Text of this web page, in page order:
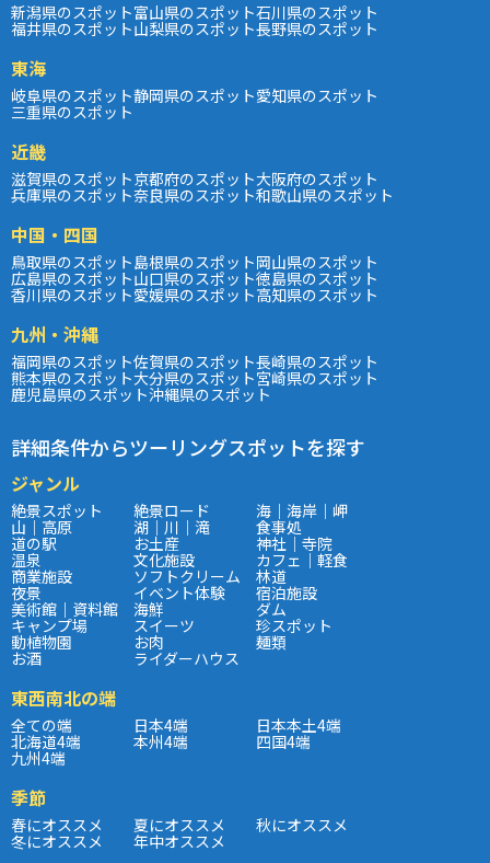
新潟県のスポット富山県のスポット石川県のスポット
福井県のスポット山梨県のスポット長野県のスポット
東海
岐阜県のスポット静岡県のスポット愛知県のスポット
三重県のスポット
近畿
滋賀県のスポット京都府のスポット大阪府のスポット
兵庫県のスポット奈良県のスポット和歌山県のスポット
中国・四国
鳥取県のスポット島根県のスポット岡山県のスポット
広島県のスポット山口県のスポット徳島県のスポット
香川県のスポット愛媛県のスポット高知県のスポット
九州・沖縄
福岡県のスポット佐賀県のスポット長崎県のスポット
熊本県のスポット大分県のスポット宮崎県のスポット
鹿児島県のスポット沖縄県のスポット
詳細条件からツーリングスポットを探す
ジャンル
絶景スポット 絶景ロード 海｜海岸｜岬
山｜高原 湖｜川｜滝 食事処
道の駅 お土産 神社｜寺院
温泉 文化施設 カフェ｜軽食
商業施設 ソフトクリーム 林道
夜景 イベント体験 宿泊施設
美術館｜資料館 海鮮 ダム
キャンプ場 スイーツ 珍スポット
動植物園 お肉 麺類
お酒 ライダーハウス
東西南北の端
全ての端 日本4端 日本本土4端
北海道4端 本州4端 四国4端
九州4端
季節
春にオススメ 夏にオススメ 秋にオススメ
冬にオススメ 年中オススメ